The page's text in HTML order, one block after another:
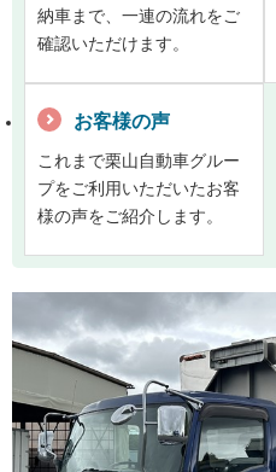
納車まで、一連の流れをご
確認いただけます。
お客様の声
これまで栗山自動車グルー
プをご利用いただいたお客
様の声をご紹介します。